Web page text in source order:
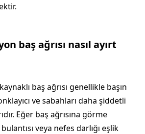
baş ağrısı nasıl ayırt
baş ağrısı genellikle başın
ve sabahları daha şiddetli
Eğer baş ağrısına görme
veya nefes darlığı eşlik